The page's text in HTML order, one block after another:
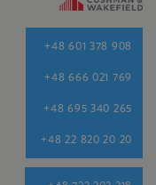
+48 601 378 908
+48 666 021 769
+48 695 340 265
+48 22 820 20 20